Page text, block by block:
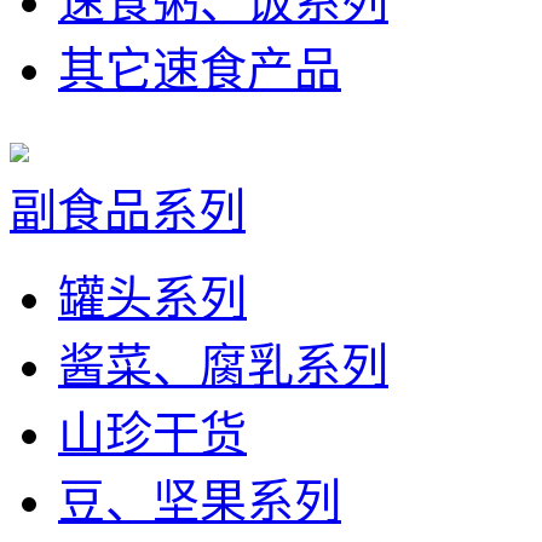
其它速食产品
副食品系列
罐头系列
酱菜、腐乳系列
山珍干货
豆、坚果系列